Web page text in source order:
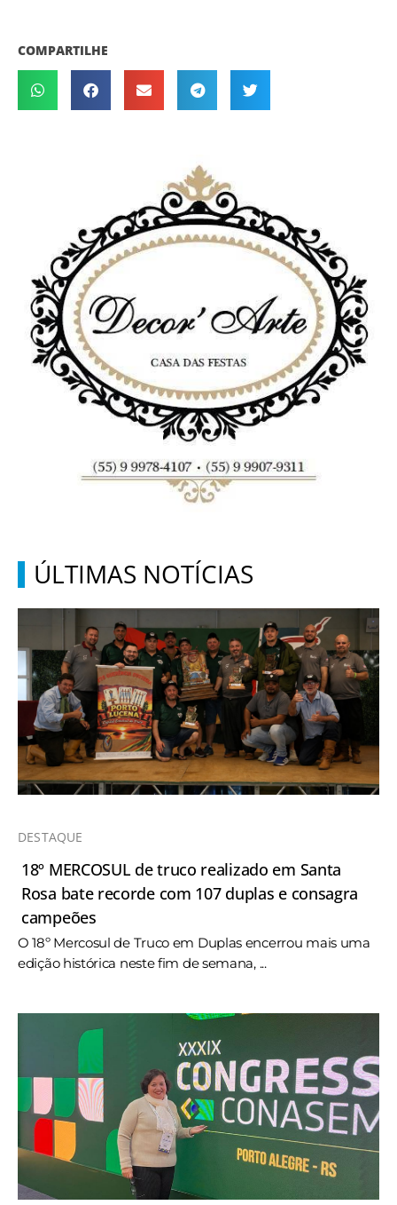
COMPARTILHE
ÚLTIMAS NOTÍCIAS
DESTAQUE
18º MERCOSUL de truco realizado em Santa
Rosa bate recorde com 107 duplas e consagra
campeões
O 18º Mercosul de Truco em Duplas encerrou mais uma
edição histórica neste fim de semana, ...